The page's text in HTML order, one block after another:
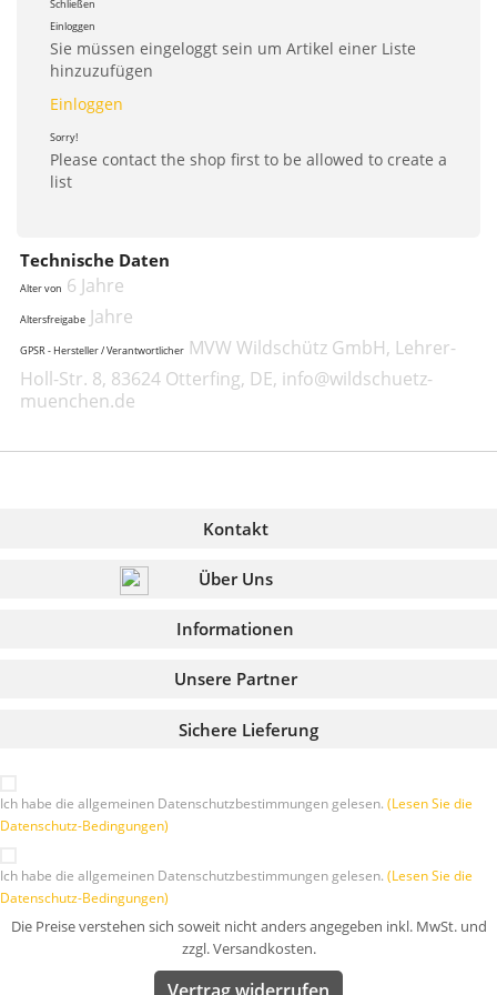
Schließen
Einloggen
Sie müssen eingeloggt sein um Artikel einer Liste
hinzuzufügen
Einloggen
Sorry!
Please contact the shop first to be allowed to create a
list
Technische Daten
Alter von 6 Jahre
Altersfreigabe Jahre
GPSR - Hersteller / Verantwortlicher MVW Wildschütz GmbH, Lehrer-
Holl-Str. 8, 83624 Otterfing, DE, info@wildschuetz-
muenchen.de
Kontakt
Über Uns
Informationen
Sichere Lieferung
Unsere Partner
Ich habe die allgemeinen Datenschutzbestimmungen gelesen. (Lesen Sie die
Datenschutz-Bedingungen)
Ich habe die allgemeinen Datenschutzbestimmungen gelesen. (Lesen Sie die
Datenschutz-Bedingungen)
Die Preise verstehen sich soweit nicht anders angegeben inkl. MwSt. und
zzgl. Versandkosten.